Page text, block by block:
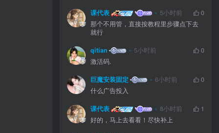
课代表 5小时前
0
那个不用管，直接按教程里步骤点下去
就行
qitian 5小时前
0
激活码.
巨魔安装固定 6小时前
0
什么广告投入
课代表 8小时前
1
好的，马上去看看！尽快补上